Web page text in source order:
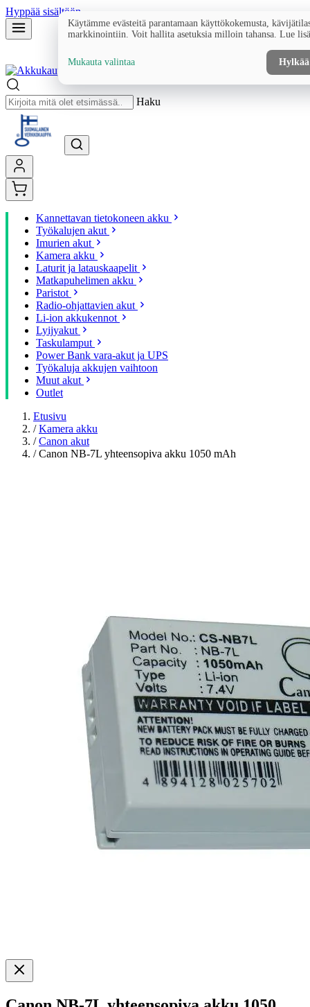
Hyppää sisältöön
Haku
Kannettavan tietokoneen akku
Työkalujen akut
Imurien akut
Kamera akku
Laturit ja latauskaapelit
Matkapuhelimen akku
Paristot
Radio-ohjattavien akut
Li-ion akkukennot
Lyijyakut
Taskulamput
Power Bank vara-akut ja UPS
Työkaluja akkujen vaihtoon
Muut akut
Outlet
Etusivu
/ Kamera akku
/ Canon akut
/ Canon NB-7L yhteensopiva akku 1050 mAh
Käytämme evästeitä parantamaan käyttökokemusta,
markkinointiin. Voit hallita asetuksia milloin tahansa. Lue
Mukauta valintaa Hylkää